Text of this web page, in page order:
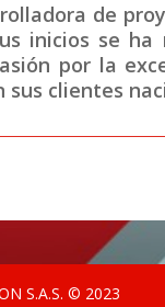
de
inicios se
por la
clientes
S.A.S. © 2023